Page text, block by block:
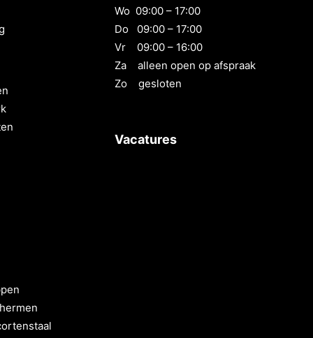
Wo 09:00 – 17:00
Do 09:00 – 17:00
Vr 09:00 – 16:00
Za alleen open op afspraak
Zo gesloten
Vacatures